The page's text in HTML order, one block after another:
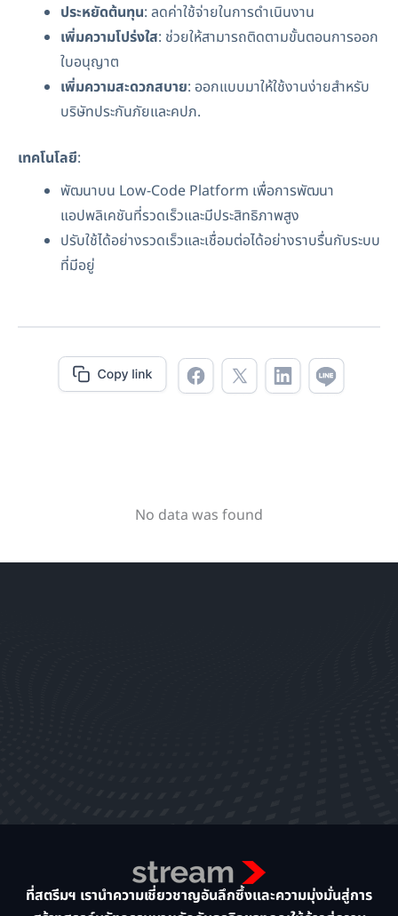
ประหยัดต้นทุน: ลดค่าใช้จ่ายในการดำเนินงาน
เพิ่มความโปร่งใส: ช่วยให้สามารถติดตามขั้นตอนการออก
ใบอนุญาต
เพิ่มความสะดวกสบาย: ออกแบบมาให้ใช้งานง่ายสำหรับ
บริษัทประกันภัยและคปภ.
เทคโนโลยี:
พัฒนาบน Low-Code Platform เพื่อการพัฒนา
แอปพลิเคชันที่รวดเร็วและมีประสิทธิภาพสูง
ปรับใช้ได้อย่างรวดเร็วและเชื่อมต่อได้อย่างราบรื่นกับระบบ
ที่มีอยู่
No data was found
ที่สตรีมฯ เรานำความเชี่ยวชาญอันลึกซึ้งและความมุ่งมั่นสู่การ